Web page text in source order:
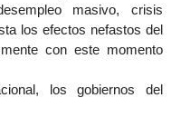
masivo, crisis
los efectos nefastos del
con este momento
los gobiernos del